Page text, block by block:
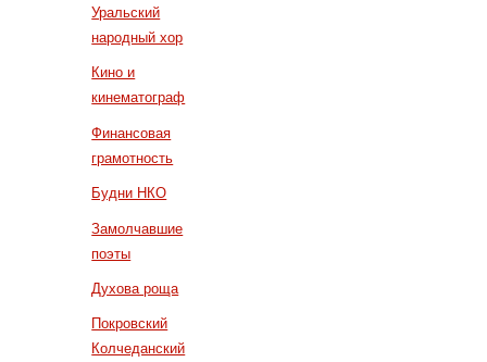
Уральский
народный хор
Кино и
кинематограф
Финансовая
грамотность
Будни НКО
Замолчавшие
поэты
Духова роща
Покровский
Колчеданский